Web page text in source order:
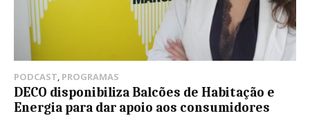
PODCAST, PROGRAMAS
DECO disponibiliza Balcões de Habitação e
Energia para dar apoio aos consumidores